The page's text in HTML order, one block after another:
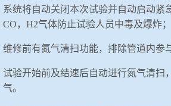
系统将自动关闭本次试验并自动启动紧
CO ， H2气体防止试验人员中毒及爆炸；
维修前有氮气清扫功能，排除管道内参
试验开始前及结速后自动进行氮气清扫
气。